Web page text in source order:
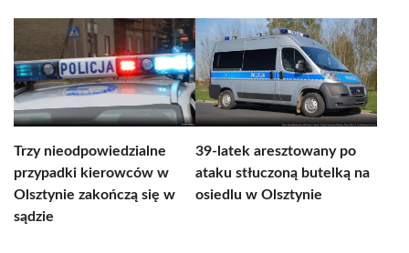
Trzy nieodpowiedzialne
przypadki kierowców w
Olsztynie zakończą się w
sądzie
39-latek aresztowany po
ataku stłuczoną butelką na
osiedlu w Olsztynie